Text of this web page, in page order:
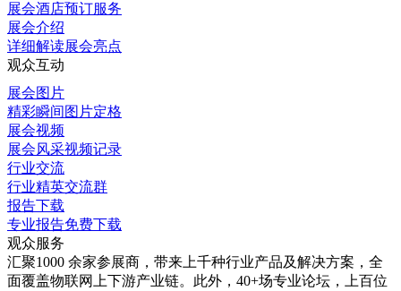
展会酒店预订服务
展会介绍
详细解读展会亮点
观众互动
展会图片
精彩瞬间图片定格
展会视频
展会风采视频记录
行业交流
行业精英交流群
报告下载
专业报告免费下载
观众服务
汇聚1000 余家参展商，带来上千种行业产品及解决方案，全
面覆盖物联网上下游产业链。此外，40+场专业论坛，上百位